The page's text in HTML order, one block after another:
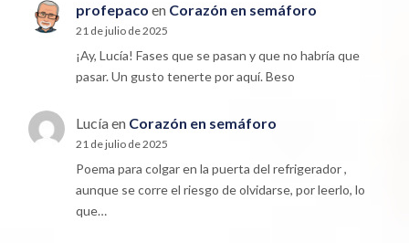
profepaco en Corazón en semáforo
21 de julio de 2025
¡Ay, Lucía! Fases que se pasan y que no habría que
pasar. Un gusto tenerte por aquí. Beso
Lucíaen Corazón en semáforo
21 de julio de 2025
Poema para colgar en la puerta del refrigerador ,
aunque se corre el riesgo de olvidarse, por leerlo, lo
que…